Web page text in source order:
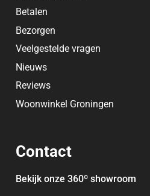
Betalen
Bezorgen
Veelgestelde vragen
Nieuws
Reviews
Woonwinkel Groningen
Contact
Bekijk onze 360ºshowroom